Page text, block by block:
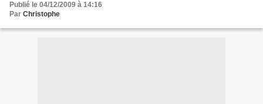
Publié le 04/12/2009 à 14:16
Par Christophe